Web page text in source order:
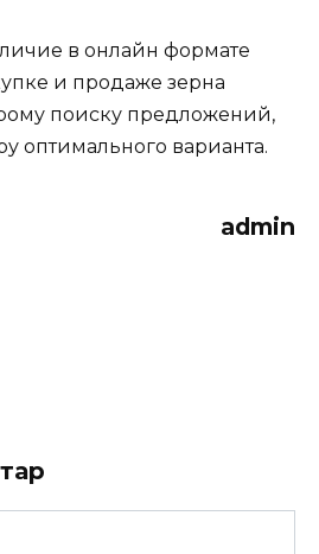
в онлайн формате
и продаже зерна
поиску предложений,
оптимального варианта.
admin